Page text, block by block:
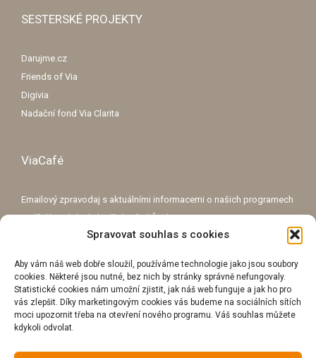
Spravovat souhlas s cookies
Aby vám náš web dobře sloužil, používáme technologie jako jsou soubory
cookies. Některé jsou nutné, bez nich by stránky správně nefungovaly.
Statistické cookies nám umožní zjistit, jak náš web funguje a jak ho pro
vás zlepšit. Díky marketingovým cookies vás budeme na sociálních sítích
moci upozornit třeba na otevření nového programu. Váš souhlas můžete
kdykoli odvolat.
SESTERSKÉ PROJEKTY
Darujme.cz
Friends of Via
Digivia
Nadační fond Via Clarita
ViaCafé
Emailový zpravodaj s aktuálními informacemi o našich programech
a příběhy o lidech, kteří zlepšují Česko.
E-mailová adresa